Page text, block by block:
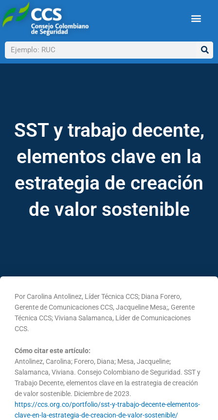
al
contenido
Buscar
SST y trabajo decente,
elementos clave en la
estrategia de creación
de valor sostenible
Por Carolina Antolinez, Líder Técnica CCS; Diana Forero,
Gerente de Comunicaciones CCS, Jacqueline Mesa;, Gerente
Técnica CCS; Viviana Salamanca, Líder de Comunicaciones
CCS.
Cómo citar este artículo:
Antolinez, Carolina; Forero, Diana; Mesa, Jacqueline;
Salamanca, Viviana. Consejo Colombiano de Seguridad. SST y
Trabajo Decente, elementos clave en la estrategia de creación
de valor sostenible. Diciembre de 2023.
https://ccs.org.co/portfolio/sst-y-trabajo-decente-elementos-
clave-en-la-estrategia-de-creacion-de-valor-sostenible/